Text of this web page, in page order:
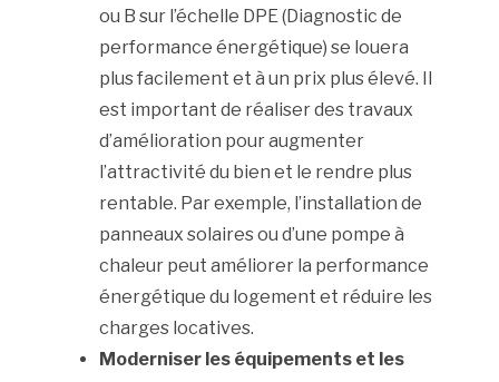
ou B sur l’échelle DPE (Diagnostic de
performance énergétique) se louera
plus facilement et à un prix plus élevé. Il
est important de réaliser des travaux
d’amélioration pour augmenter
l’attractivité du bien et le rendre plus
rentable. Par exemple, l’installation de
panneaux solaires ou d’une pompe à
chaleur peut améliorer la performance
énergétique du logement et réduire les
charges locatives.
Moderniser les équipements et les